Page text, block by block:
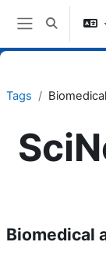
Passer au contenu
Panneau
Activer/
Tags
Biomedical